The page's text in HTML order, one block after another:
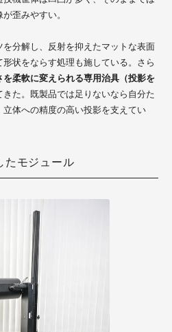
歪みやすい。
分解し、反射を抑えたマットな表面
状をならす処理も施している。さら
柔軟に変えられる専用治具（投影を
きた。既製品では足りないなら自分た
体への精度の高い投影を支えてい
たモジュール